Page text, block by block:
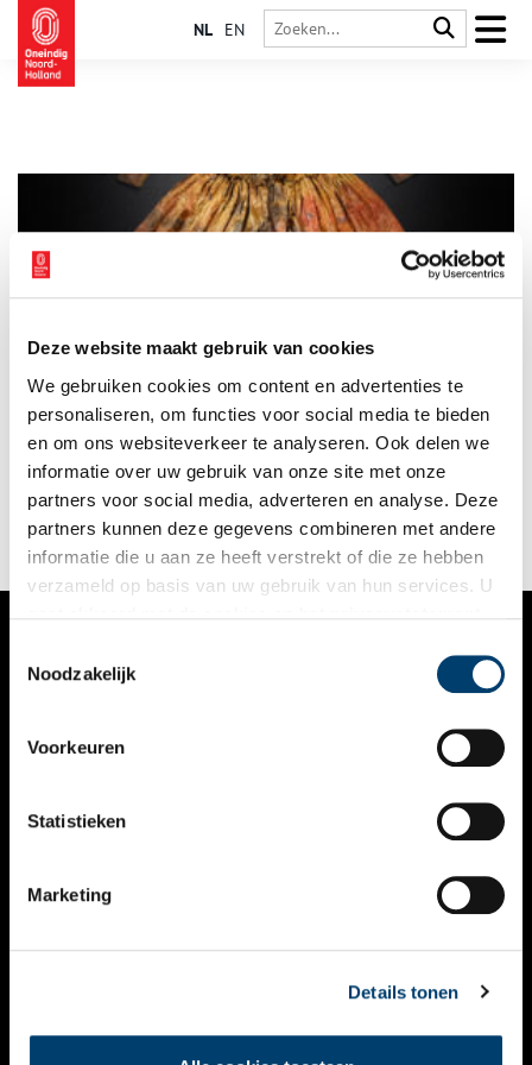
Deze website maakt gebruik van cookies
We gebruiken cookies om content en advertenties te
personaliseren, om functies voor social media te bieden
en om ons websiteverkeer te analyseren. Ook delen we
informatie over uw gebruik van onze site met onze
partners voor social media, adverteren en analyse. Deze
partners kunnen deze gegevens combineren met andere
informatie die u aan ze heeft verstrekt of die ze hebben
verzameld op basis van uw gebruik van hun services. U
Noodzakelijk
Voorkeuren
Statistieken
Marketing
Details tonen
NL EN
Wat moet er met het Palmhoutwrak gebeuren, dat officieel te
boek staat als Burgzand Noord 17? De Rijksdienst voor het
Cultureel Erfgoed (RCE) zette vier mogelijkheden op een rijtje.
VERHALEN
KALENDER
THEMA’S
VIDEO’S
CONTACT